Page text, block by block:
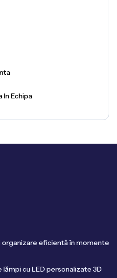
In Echipa
organizare eficientă în momente
cu LED personalizate 3D